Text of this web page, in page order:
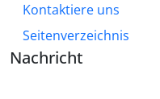
Kontaktiere uns
Seitenverzeichnis
Nachricht